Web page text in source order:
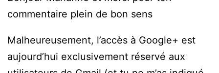
commentaire plein de bon sens
Malheureusement, l’accès à Google+ est
aujourd’hui exclusivement réservé aux